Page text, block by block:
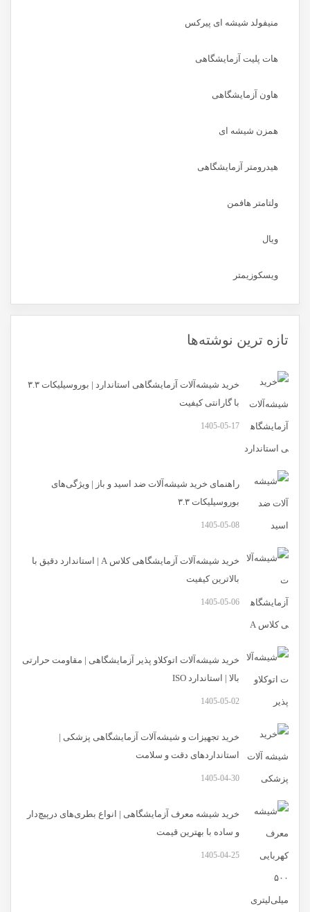
منیفولد شیشه ای پیرکس
هات پلیت آزمایشگاهی
هاون آزمایشگاهی
همزن شیشه ای
هیدرومتر آزمایشگاهی
ولتامتر هافمن
ویال
ویسکوزیمتر
تازه ترین نوشته‌ها
خرید شیشه‌آلات آزمایشگاهی استاندارد | بوروسیلیکات ۳.۳
با گارانتی کیفیت
1405-05-17
راهنمای خرید شیشه‌آلات ضد اسید و باز | ویژگی‌های
بوروسیلیکات ۳.۳
1405-05-08
خرید شیشه‌آلات آزمایشگاهی کلاس A | استاندارد دقیق با
بالاترین کیفیت
1405-05-06
خرید شیشه‌آلات اتوکلاو پذیر آزمایشگاهی | مقاومت حرارتی
بالا | استاندارد ISO
1405-05-02
خرید تجهیزات و شیشه‌آلات آزمایشگاهی پزشکی |
استانداردهای دقت و سلامت
1405-04-30
خرید شیشه معرف آزمایشگاهی | انواع بطری‌های در‌پیچ‌دار
و ساده با بهترین قیمت
1405-04-25